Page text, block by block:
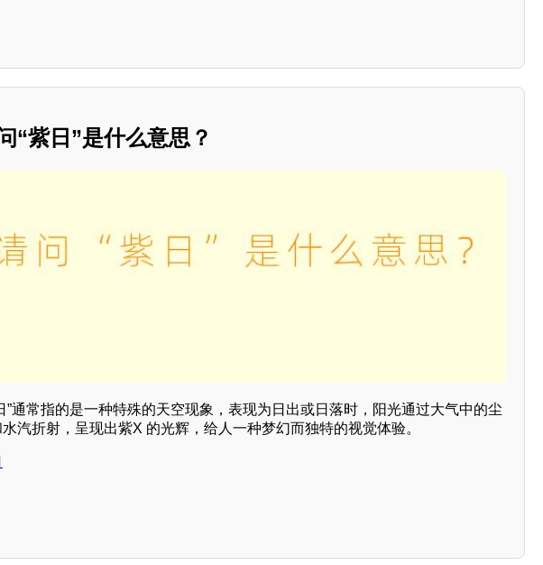
“紫日”是什么意思？
”通常指的是一种特殊的天空现象，表现为日出或日落时，阳光通过大气中的尘
汽折射，呈现出紫X 的光辉，给人一种梦幻而独特的视觉体验。